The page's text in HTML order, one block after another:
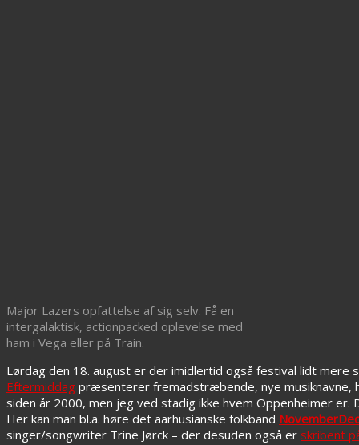
Major Lazers opfattelse af sig selv. Få en
intergalaktisk, actionpacked oplevelse med
ham i Vega eller på Train.
Lørdag den 18. august er der imidlertid også festival lidt mere
Eftermiddag præsenterer fremadstræbende, nye musiknavne,
siden år 2000, men jeg ved stadig ikke hvem Oppenheimer
Her kan man bl.a. høre det aarhusianske folkband
singer/songwriter Trine Jørck – der desuden også er skribent